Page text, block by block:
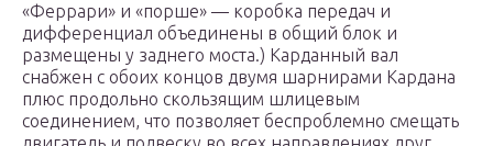
«Феррари» и «порше» — коробка передач и
дифференциал объединены в общий блок и
размещены у заднего моста.) Карданный вал
снабжен с обоих концов двумя шарнирами Кардана
плюс продольно скользящим шлицевым
соединением, что позволяет беспроблемно смещать